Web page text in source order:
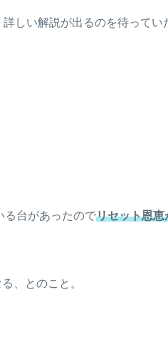
しい解説が出るのを待ってい
る台があったのでリセット恩恵
、とのこと。